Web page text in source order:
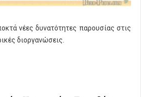
νέες δυνατότητες παρουσίας στις
διοργανώσεις.